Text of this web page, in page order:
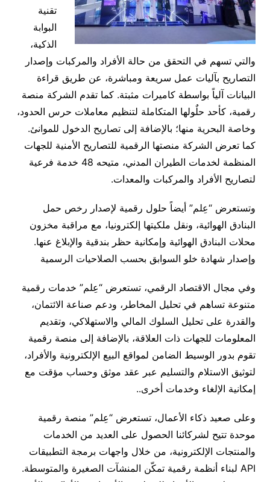
تقنية
البوابة
الذكية،
والتي تسهم في التحقق من حالة الأفراد والمركبات وإصدار
التصاريح بآليات عمل سريعة ومباشرة، عن طريق قراءة
البيانات آلياً بواسطة كاميرات مثبتة. كما تقدم الشركة منصة
رقمية، كأحد حلٌولها المتكاملة لتنظيم معاملات حرس الحدود،
وخاصة البحرية منها؛ بالإضافة إلى تصاريح الدخول للموانئ.
كما تعرض الشركة منصتها الرقمية للتصاريح الأمنية للجهات
المنظمة لخدمات الطيران المدني، متيحه 48 خدمة فرعية
لتصاريح الأفراد والمركبات والمعدات.
وتستعرض “عِلم” أيضاً حلول رقمية لإصدار رخص حمل
البنادق الهوائية، ونقل ملكيتها إلكترونيا، مع مراقبة مخزون
محلات البنادق الهوائية وإمكانية حظر بندقية والإبلاغ عنها.
وإصدار شهادة خلو السوابق بحسب الصلاحيات الرسمية
وفي مجال الاقتصاد الرقمي، تستعرض “عِلم” خدمات رقمية
متنوعة تساهم في تحليل المخاطر، ودعم صناعة الائتمان،
والقدرة على تحليل السلوك المالي والاستهلاكي، وتقديم
المعلومات للجهات ذات العلاقة، بالإضافة إلى منصة رقمية
تقوم بدور الوسيط الضامن لمواقع البيع الإلكترونية والأفراد،
لتوثيق الاستلام والتسليم عبر عقد موثق وحساب مؤقت مع
إمكانية الإلغاء وخدمات أخرى..
وعلى صعيد ذكاء الأعمال، تستعرض “عِلم” منصة رقمية
موحدة تتيح لشركائنا الحصول على العديد من الخدمات
والمنتجات الإلكترونية، من خلال واجهات برمجة التطبيقات
API لبناء أنظمة رقمية تمكّن المنشآت الصغيرة والمتوسطة.